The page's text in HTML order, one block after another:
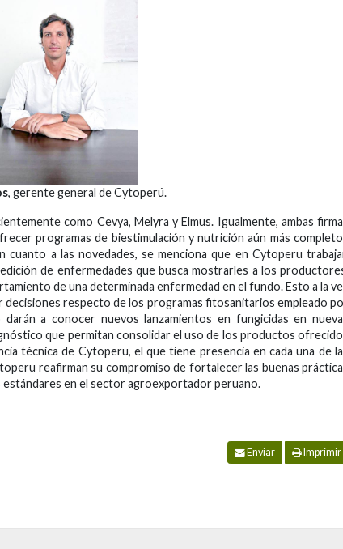
, gerente general de Cytoperú.
como Cevya, Melyra y Elmus. Igualmente, ambas
programas de biestimulación y nutrición aún más
cuanto a las novedades, se menciona que en Cytoperu
de enfermedades que busca mostrarles a los
de una determinada enfermedad en el fundo. Esto a la
respecto de los programas fitosanitarios empleado
a conocer nuevos lanzamientos en fungicidas en
que permitan consolidar el uso de los productos
técnica de Cytoperu, el que tiene presencia en cada una de
reafirman su compromiso de fortalecer las buenas
en el sector agroexportador peruano.
Enviar Imprimir